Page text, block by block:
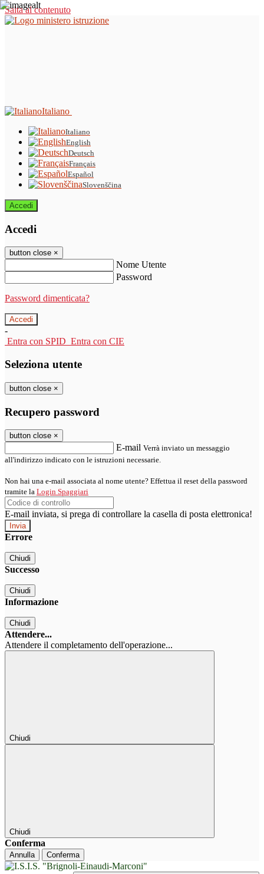
Salta al contenuto
Italiano
Italiano
English
Deutsch
Français
Español
Slovenščina
Accedi
Accedi
button close ×
Nome Utente
Password
Password dimenticata?
-
Entra con SPID Entra con CIE
Seleziona utente
button close ×
Recupero password
button close ×
E-mail Verrà inviato un messaggio
all'indirizzo indicato con le istruzioni necessarie.
Non hai una e-mail associata al nome utente? Effettua il reset della password
tramite la Login Spaggiari
E-mail inviata, si prega di controllare la casella di posta elettronica!
Errore
Chiudi
Successo
Chiudi
Informazione
Chiudi
Attendere...
Attendere il completamento dell'operazione...
Chiudi
Chiudi
Conferma
Annulla Conferma